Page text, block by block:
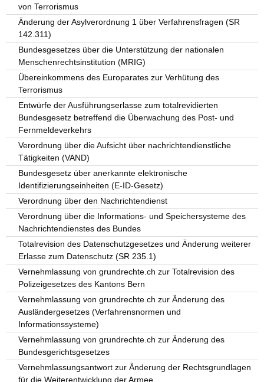
von Terrorismus
Änderung der Asylverordnung 1 über Verfahrensfragen (SR
142.311)
Bundesgesetzes über die Unterstützung der nationalen
Menschenrechtsinstitution (MRIG)
Übereinkommens des Europarates zur Verhütung des
Terrorismus
Entwürfe der Ausführungserlasse zum totalrevidierten
Bundesgesetz betreffend die Überwachung des Post- und
Fernmeldeverkehrs
Verordnung über die Aufsicht über nachrichtendienstliche
Tätigkeiten (VAND)
Bundesgesetz über anerkannte elektronische
Identifizierungseinheiten (E-ID-Gesetz)
Verordnung über den Nachrichtendienst
Verordnung über die Informations- und Speichersysteme des
Nachrichtendienstes des Bundes
Totalrevision des Datenschutzgesetzes und Änderung weiterer
Erlasse zum Datenschutz (SR 235.1)
Vernehmlassung von grundrechte.ch zur Totalrevision des
Polizeigesetzes des Kantons Bern
Vernehmlassung von grundrechte.ch zur Änderung des
Ausländergesetzes (Verfahrensnormen und
Informationssysteme)
Vernehmlassung von grundrechte.ch zur Änderung des
Bundesgerichtsgesetzes
Vernehmlassungsantwort zur Änderung der Rechtsgrundlagen
für die Weiterentwicklung der Armee